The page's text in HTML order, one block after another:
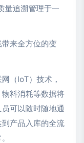
量追溯管理于一
来全方位的变
网（IoT）技术，
料消耗等数据将
可以随时随地通
产品入库的全流